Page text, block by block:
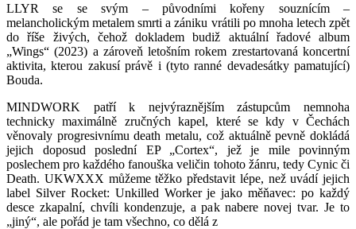
LLYR se se svým – původními kořeny souznícím –
melancholickým metalem smrti a zániku vrátili po mnoha letech zpět
do říše živých, čehož dokladem budiž aktuální řadové album
„Wings“ (2023) a zároveň letošním rokem zrestartovaná koncertní
aktivita, kterou zakusí právě i (tyto ranné devadesátky pamatující)
Bouda.
MINDWORK patří k nejvýraznějším zástupcům nemnoha
technicky maximálně zručných kapel, které se kdy v Čechách
věnovaly progresivnímu death metalu, což aktuálně pevně dokládá
jejich doposud poslední EP „Cortex“, jež je mile povinným
poslechem pro každého fanouška veličin tohoto žánru, tedy Cynic či
Death. UKWXXX můžeme těžko představit lépe, než uvádí jejich
label Silver Rocket: Unkilled Worker je jako měňavec: po každý
desce zkapalní, chvíli kondenzuje, a pak nabere novej tvar. Je to
„jiný“, ale pořád je tam všechno, co dělá z